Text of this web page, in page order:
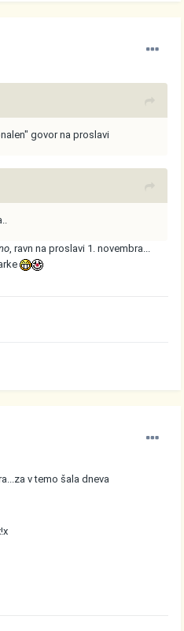
govor na proslavi
, ravn na proslavi 1. novembra...
v temo šala dneva